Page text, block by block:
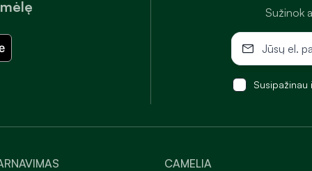
Sužinok
CAMELIA